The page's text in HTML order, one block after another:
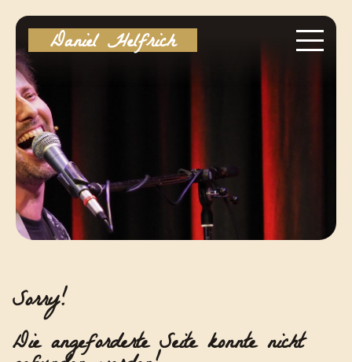
Daniel Helfrich
Sorry!
Die angeforderte Seite konnte nicht